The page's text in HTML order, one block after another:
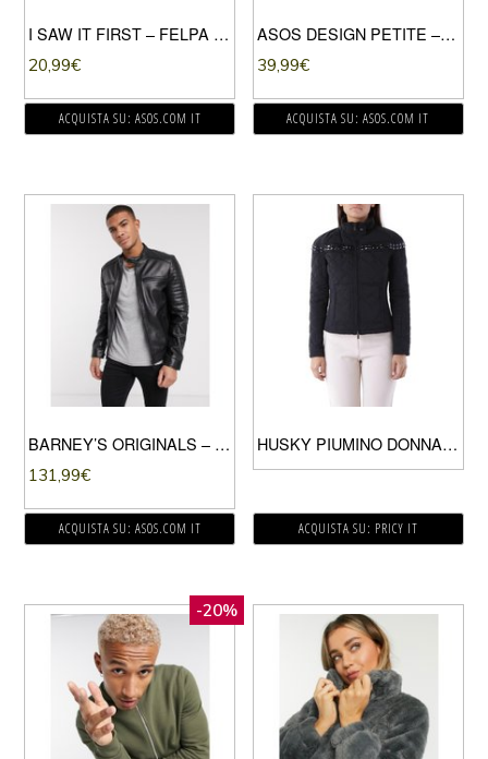
I SAW IT FIRST – FELPA CON CAPPUCCIO GRIGIA-GRIGIO
20,99€
ACQUISTA SU: ASOS.COM IT
ASOS DESIGN PETITE – GIACCA ELEGANTE GLAM DOPPIOPETTO IN JERSEY-NERO
39,99€
ACQUISTA SU: ASOS.COM IT
BARNEY’S ORIGINALS – GIACCA BIKER IN PELLE TRAPUNTATA-NERO
131,99€
ACQUISTA SU: ASOS.COM IT
HUSKY PIUMINO DONNA NERO
ACQUISTA SU: PRICY IT
-20%